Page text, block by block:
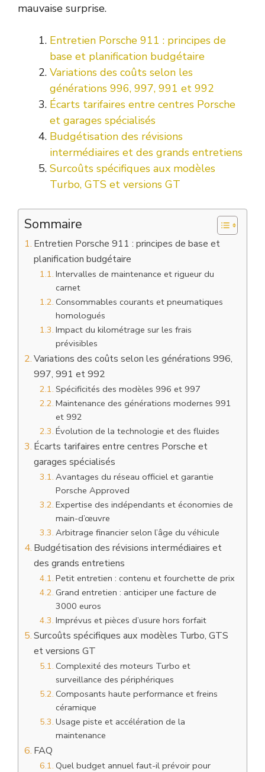
mauvaise surprise.
Entretien Porsche 911 : principes de
base et planification budgétaire
Variations des coûts selon les
générations 996, 997, 991 et 992
Écarts tarifaires entre centres Porsche
et garages spécialisés
Budgétisation des révisions
intermédiaires et des grands entretiens
Surcoûts spécifiques aux modèles
Turbo, GTS et versions GT
Sommaire
Entretien Porsche 911 : principes de base et
planification budgétaire
Intervalles de maintenance et rigueur du
carnet
Consommables courants et pneumatiques
homologués
Impact du kilométrage sur les frais
prévisibles
Variations des coûts selon les générations 996,
997, 991 et 992
Spécificités des modèles 996 et 997
Maintenance des générations modernes 991
et 992
Évolution de la technologie et des fluides
Écarts tarifaires entre centres Porsche et
garages spécialisés
Avantages du réseau officiel et garantie
Porsche Approved
Expertise des indépendants et économies de
main-d’œuvre
Arbitrage financier selon l’âge du véhicule
Budgétisation des révisions intermédiaires et
des grands entretiens
Petit entretien : contenu et fourchette de prix
Grand entretien : anticiper une facture de
3000 euros
Imprévus et pièces d’usure hors forfait
Surcoûts spécifiques aux modèles Turbo, GTS
et versions GT
Complexité des moteurs Turbo et
surveillance des périphériques
Composants haute performance et freins
céramique
Usage piste et accélération de la
maintenance
FAQ
Quel budget annuel faut-il prévoir pour